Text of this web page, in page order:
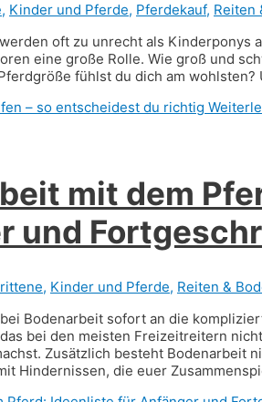
, Kinder und Pferde, Pferdekauf, Reiten
oft zu unrecht als
eine große Rolle. Wie groß und
fühlst du dich am
– so entscheidest du richtig
mit dem
und
, Kinder und Pferde, Reiten &
Bodenarbeit sofort an die
bei den meisten Freizeitreitern
Zusätzlich besteht Bodenarbeit
Hindernissen, die euer